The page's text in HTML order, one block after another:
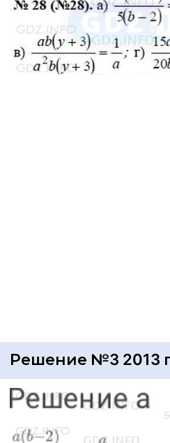
Решение №3 2013